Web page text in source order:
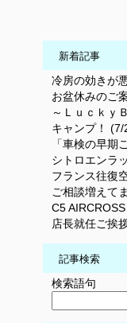
新着記事
冷房の効きが
お盆休みのご
～Ｌｕｃｋｙ
キャンプ！ (7/
「車検の早期
シトロエンラ
フランス往復
ご相談増えて
C5
店長就任ご挨
記事検索
検索語句